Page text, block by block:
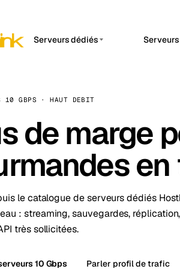
Serveurs dédiés
Amérique du Sud Serveurs
(4)
Amérique du Nord
Serveurs (16)
Océanie Serveurs (2)
10 GBPS · HAUT DEBIT
de marge
le catalogue de serveurs dédiés
: streaming, sauvegardes,
très sollicitées.
10 Gbps Parler profil de trafic